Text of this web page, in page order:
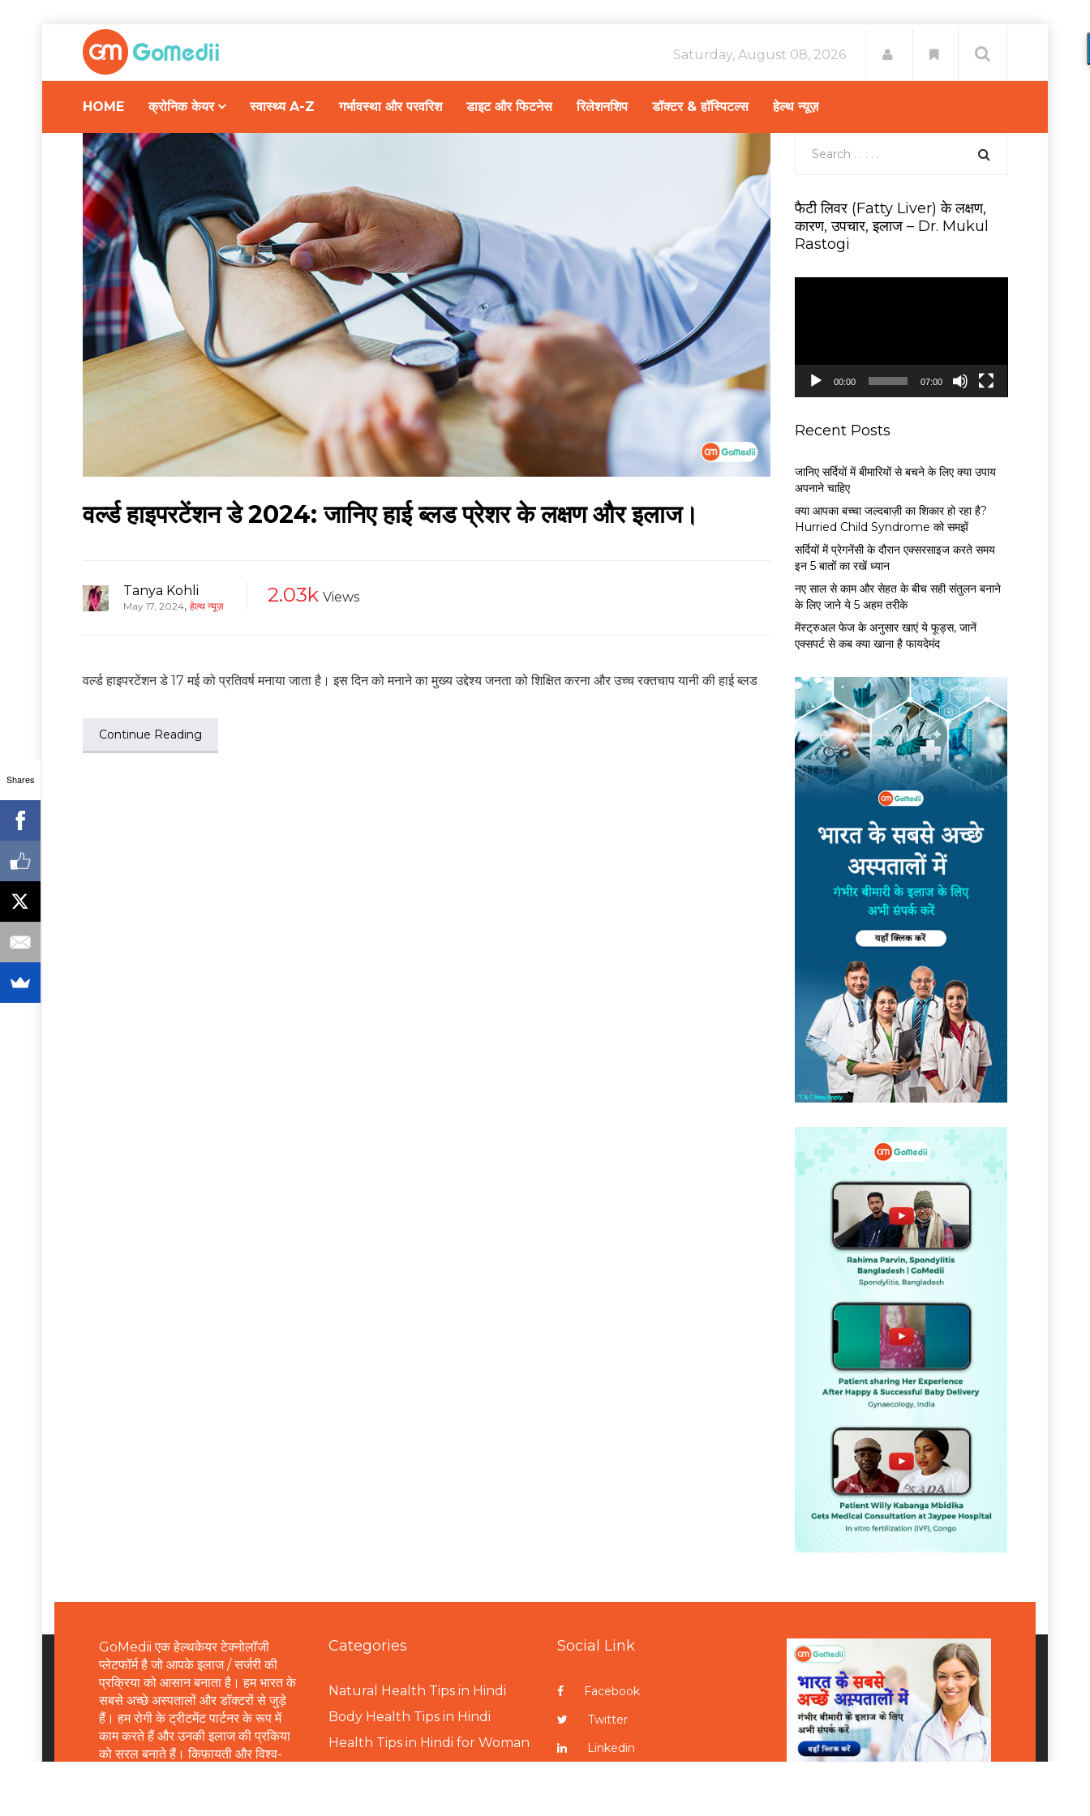
Saturday, August 08, 2026
HOME क्रोनिक केयर स्वास्थ्य A-Z गर्भावस्था और परवरिश डाइट और फिटनेस रिलेशनशिप डॉक्टर & हॉस्पिटल्स हेल्थ न्यूज़
वर्ल्ड हाइपरटेंशन डे 2024: जानिए हाई ब्लड प्रेशर के लक्षण और इलाज।
Tanya Kohli
May 17, 2024, हेल्थ न्यूज़ 2.03k Views
वर्ल्ड हाइपरटेंशन डे 17 मई को प्रतिवर्ष मनाया जाता है। इस दिन को मनाने का मुख्य उद्देश्य जनता को शिक्षित करना और उच्च रक्तचाप यानी की हाई ब्लड
Continue Reading
फैटी लिवर (Fatty Liver) के लक्षण,
कारण, उपचार, इलाज – Dr. Mukul
Rastogi
y
00:00 07:00
Recent Posts
जानिए सर्दियों में बीमारियों से बचने के लिए क्या उपाय
अपनाने चाहिए
क्या आपका बच्चा जल्दबाज़ी का शिकार हो रहा है?
Hurried Child Syndrome को समझें
सर्द‍ियों में प्रेगनेंसी के दौरान एक्सरसाइज करते समय
इन 5 बातों का रखें ध्यान
नए साल से काम और सेहत के बीच सही संतुलन बनाने
के लिए जाने ये 5 अहम तरीके
मेंस्ट्रुअल फेज के अनुसार खाएं ये फूड्स, जानें
एक्सपर्ट से कब क्या खाना है फायदेमंद
GoMedii एक हेल्थकेयर टेक्नोलॉजी
प्लेटफॉर्म है जो आपके इलाज / सर्जरी की
प्रक्रिया को आसान बनाता है। हम भारत के
सबसे अच्छे अस्पतालों और डॉक्टरों से जुड़े
हैं। हम रोगी के ट्रीटमेंट पार्टनर के रूप में
काम करते हैं और उनकी इलाज की प्रकिया
को सरल बनाते हैं। किफ़ायती और विश्व-
Categories
Natural Health Tips in Hindi
Body Health Tips in Hindi
Health Tips in Hindi for Woman
Social Link
Facebook
Twitter
Linkedin
Shares